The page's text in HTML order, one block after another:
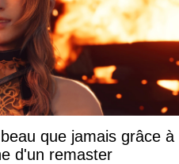
que jamais grâce à
d'un remaster